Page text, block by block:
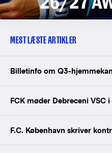
MEST LÆSTE ARTIKLER
Billetinfo om Q3-
FCK møder Debreceni VSC
F.C. København skriver